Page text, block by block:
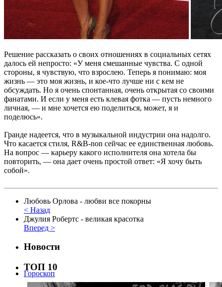
Решение рассказать о своих отношениях в социальных сетях
далось ей непросто: «У меня смешанные чувства. С одной
стороны, я чувствую, что взрослею. Теперь я понимаю: моя
жизнь — это моя жизнь, и кое-что лучше ни с кем не
обсуждать. Но я очень спонтанная, очень открытая со своими
фанатами. И если у меня есть клевая фотка — пусть немного
личная, — и мне хочется ею поделиться, может, я и
поделюсь».
Гранде надеется, что в музыкальной индустрии она надолго.
Что касается стиля, R&B-non сейчас ее единственная любовь.
На вопрос — карьеру какого исполнителя она хотела бы
повторить, — она дает очень простой ответ: «Я хочу быть
собой».
Любовь Орлова - любви все покорны
< Назад
Джулия Робертс - великая красотка
Вперед >
Новости
ТОП 10
Гороскоп